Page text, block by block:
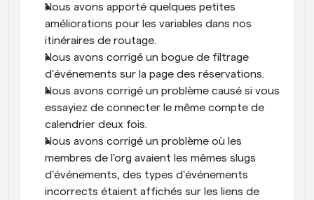
Nous avons apporté quelques petites
améliorations pour les variables dans nos
itinéraires de routage.
Nous avons corrigé un bogue de filtrage
d'événements sur la page des réservations.
Nous avons corrigé un problème causé si vous
essayiez de connecter le même compte de
calendrier deux fois.
Nous avons corrigé un problème où les
membres de l'org avaient les mêmes slugs
d'événements, des types d'événements
incorrects étaient affichés sur les liens de